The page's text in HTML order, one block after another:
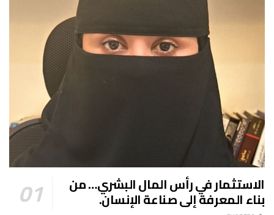
الاستثمار في رأس المال البشري… من
بناء المعرفة إلى صناعة الإنسان.